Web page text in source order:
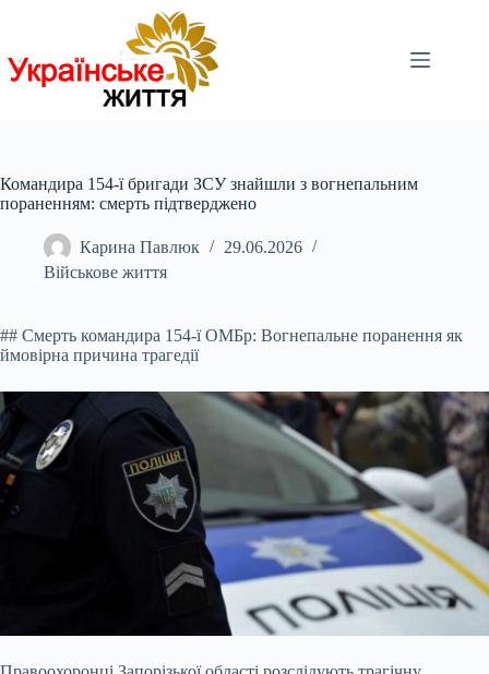
Командира 154-ї бригади ЗСУ знайшли з вогнепальним
пораненням: смерть підтверджено
Карина Павлюк
29.06.2026
Військове життя
## Смерть командира 154-ї ОМБр: Вогнепальне поранення як
ймовірна причина трагедії